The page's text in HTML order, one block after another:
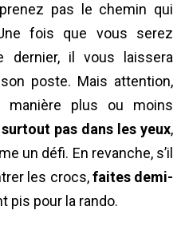
pas le chemin qui
fois que vous serez
dernier, il vous laissera
poste. Mais attention,
plus ou moins
pas dans les yeux,
un défi. En revanche, s’il
les crocs,faites demi-
pis pour la rando.